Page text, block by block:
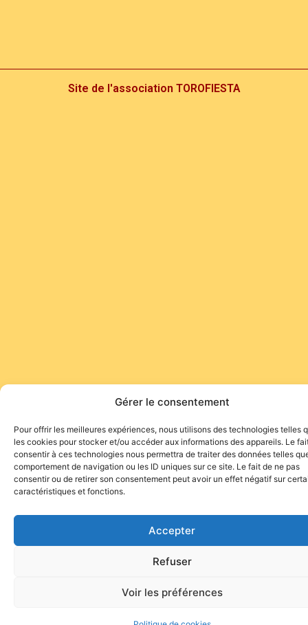
Gérer le consentement
Pour offrir les meilleures expériences, nous utilisons des technologies telles
les cookies pour stocker et/ou accéder aux informations des appareils. Le
consentir à ces technologies nous permettra de traiter des données telles
comportement de navigation ou les ID uniques sur ce site. Le fait de ne pas
consentir ou de retirer son consentement peut avoir un effet négatif sur
caractéristiques et fonctions.
Accepter
Refuser
Voir les préférences
Site de l'association TOROFIESTA